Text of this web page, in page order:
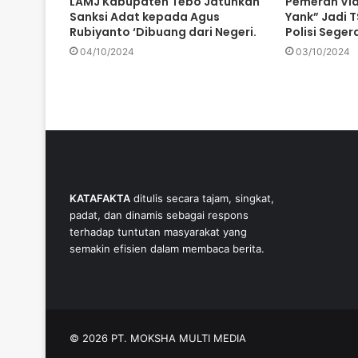
Sanksi Adat kepada Agus
Rubiyanto ‘Dibuang dari Negeri.
04/10/2024
Yank” Jadi
Polisi
03/10/2024
KATAFAKTA ditulis secara tajam, singkat,
padat, dan dinamis sebagai respons
terhadap tuntutan masyarakat yang
semakin efisien dalam membaca berita.
© 2026 PT. MOKSHA MULTI MEDIA